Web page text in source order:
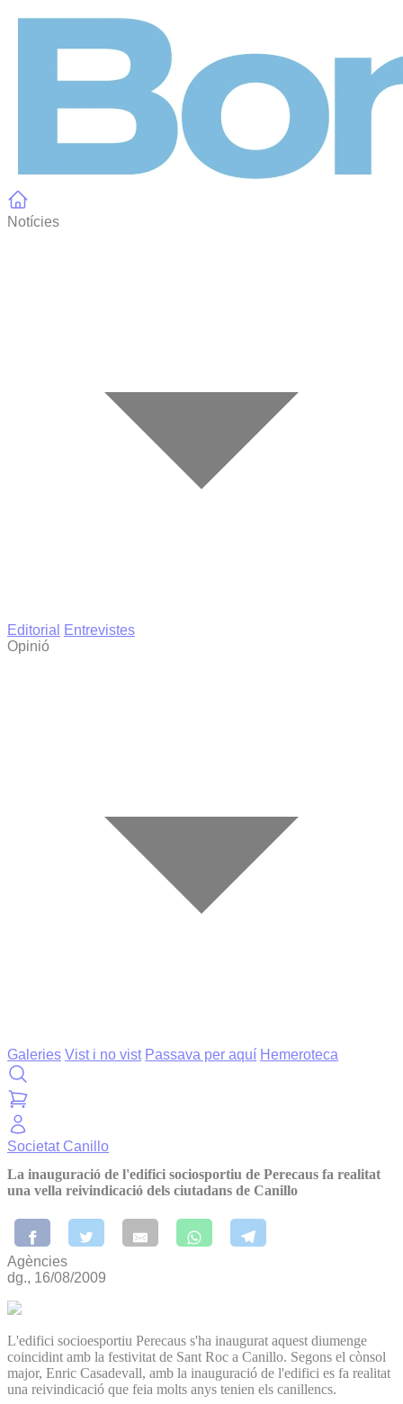
Notícies
Editorial
Entrevistes
Opinió
Galeries Vist i no vist Passava per aquí Hemeroteca
Societat Canillo
La inauguració de l'edifici sociosportiu de Perecaus fa realitat
una vella reivindicació dels ciutadans de Canillo
Agències
dg., 16/08/2009
L'edifici socioesportiu Perecaus s'ha inaugurat aquest diumenge
coincidint amb la festivitat de Sant Roc a Canillo. Segons el cònsol
major, Enric Casadevall, amb la inauguració de l'edifici es fa realitat
una reivindicació que feia molts anys tenien els canillencs.